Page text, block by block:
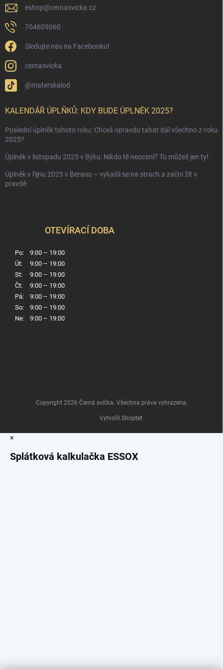
eshop@cernasvicka.cz
704609060
Sledujte nás na Facebooku!
cernasvicka
@materskalod
KALENDÁŘ ÚPLŇKŮ: KDY BUDE ÚPLNĚK 2025?
Poslední úplněk tohoto roku: Chceš opravdu tahat dál všechno z roku
2025?
Úplněk v listopadu 2025 v Býku: Nikdo tě neocení? To můžeš jen ty!
Úplněk v říjnu 2025 v Beranu – vykašli se na strach a začni žít v
pravdě
OTEVÍRACÍ DOBA
Po:
9:00 – 19:00
Út:
9:00 – 19:00
St:
9:00 – 19:00
Čt:
9:00 – 19:00
Pá:
9:00 – 19:00
So:
9:00 – 19:00
Ne:
9:00 – 19:00
Vytvořil Shoptet
Copyright 2026 Černá svíčka. Všechna práva vyhrazena.
×
Splátková kalkulačka ESSOX